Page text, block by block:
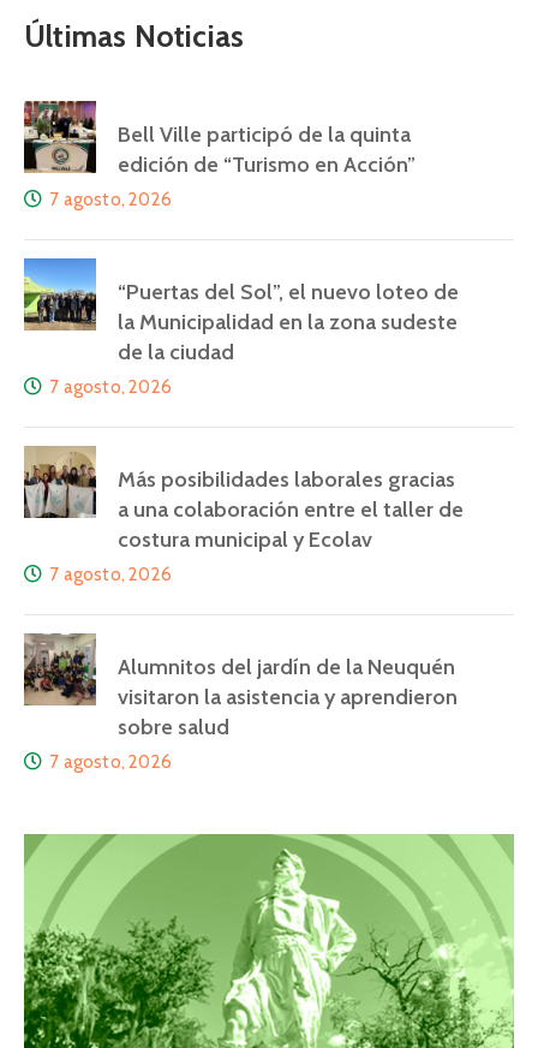
Últimas Noticias
Bell Ville participó de la quinta
edición de “Turismo en Acción”
7 agosto, 2026
“Puertas del Sol”, el nuevo loteo de
la Municipalidad en la zona sudeste
de la ciudad
7 agosto, 2026
Más posibilidades laborales gracias
a una colaboración entre el taller de
costura municipal y Ecolav
7 agosto, 2026
Alumnitos del jardín de la Neuquén
visitaron la asistencia y aprendieron
sobre salud
7 agosto, 2026